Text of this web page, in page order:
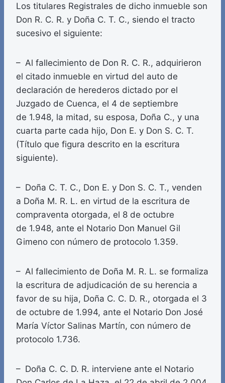
Los titulares Registrales de dicho inmueble son
Don R. C. R. y Doña C. T. C., siendo el tracto
sucesivo el siguiente:
– Al fallecimiento de Don R. C. R., adquirieron
el citado inmueble en virtud del auto de
declaración de herederos dictado por el
Juzgado de Cuenca, el 4 de septiembre
de 1.948, la mitad, su esposa, Doña C., y una
cuarta parte cada hijo, Don E. y Don S. C. T.
(Título que figura descrito en la escritura
siguiente).
– Doña C. T. C., Don E. y Don S. C. T., venden
a Doña M. R. L. en virtud de la escritura de
compraventa otorgada, el 8 de octubre
de 1.948, ante el Notario Don Manuel Gil
Gimeno con número de protocolo 1.359.
– Al fallecimiento de Doña M. R. L. se formaliza
la escritura de adjudicación de su herencia a
favor de su hija, Doña C. C. D. R., otorgada el 3
de octubre de 1.994, ante el Notario Don José
María Víctor Salinas Martín, con número de
protocolo 1.736.
– Doña C. C. D. R. interviene ante el Notario